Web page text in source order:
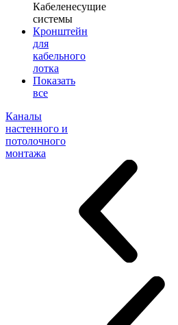
Кабеленесущие
системы
Кронштейн
для
кабельного
лотка
Показать
все
Каналы
настенного и
потолочного
монтажа